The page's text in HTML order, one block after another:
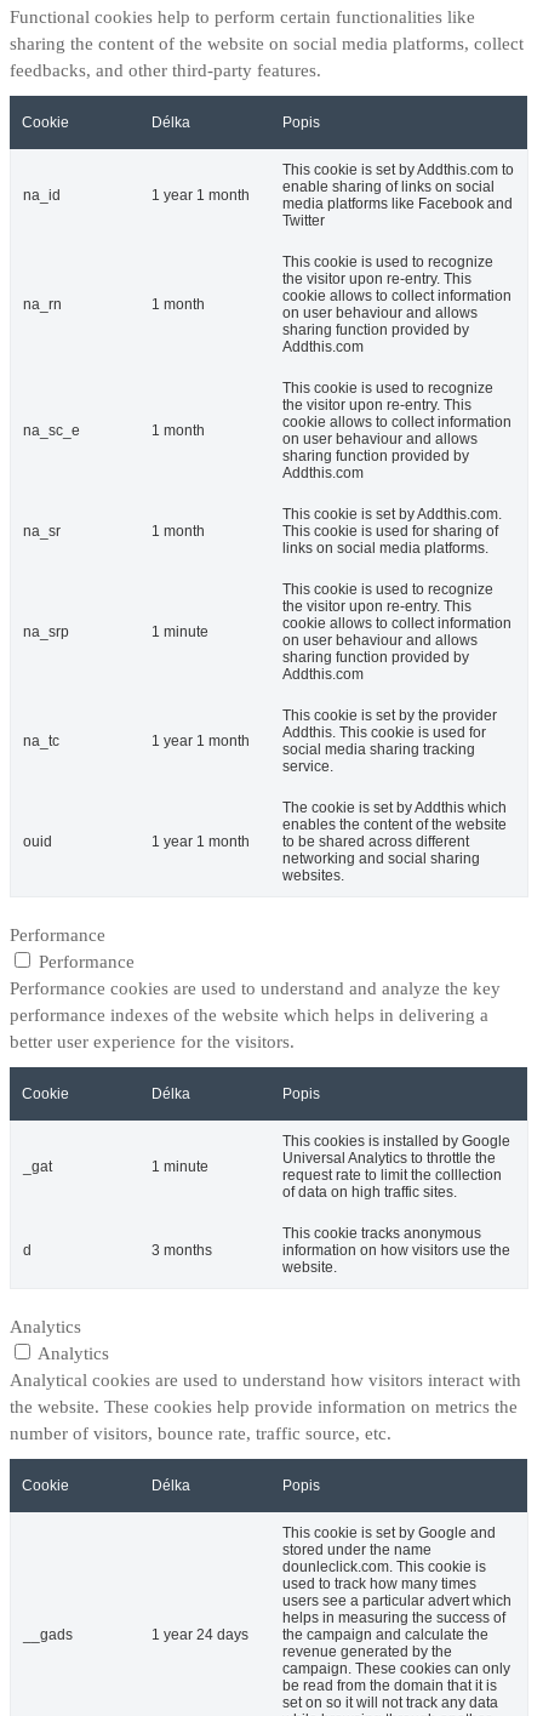
Functional cookies help to perform certain functionalities like
sharing the content of the website on social media platforms, collect
feedbacks, and other third-party features.
Cookie Délka Popis
na_id 1 year 1 month
This cookie is set by Addthis.com to
enable sharing of links on social
media platforms like Facebook and
Twitter
na_rn 1 month
This cookie is used to recognize
the visitor upon re-entry. This
cookie allows to collect information
on user behaviour and allows
sharing function provided by
Addthis.com
na_sc_e 1 month
This cookie is used to recognize
the visitor upon re-entry. This
cookie allows to collect information
on user behaviour and allows
sharing function provided by
Addthis.com
na_sr 1 month
This cookie is set by Addthis.com.
This cookie is used for sharing of
links on social media platforms.
na_srp 1 minute
This cookie is used to recognize
the visitor upon re-entry. This
cookie allows to collect information
on user behaviour and allows
sharing function provided by
Addthis.com
na_tc 1 year 1 month
This cookie is set by the provider
Addthis. This cookie is used for
social media sharing tracking
service.
ouid 1 year 1 month
The cookie is set by Addthis which
enables the content of the website
to be shared across different
networking and social sharing
websites.
Performance
Performance
Performance cookies are used to understand and analyze the key
performance indexes of the website which helps in delivering a
better user experience for the visitors.
Cookie Délka Popis
_gat 1 minute
This cookies is installed by Google
Universal Analytics to throttle the
request rate to limit the colllection
of data on high traffic sites.
d 3 months
This cookie tracks anonymous
information on how visitors use the
website.
Analytics
Analytics
Analytical cookies are used to understand how visitors interact with
the website. These cookies help provide information on metrics the
number of visitors, bounce rate, traffic source, etc.
Cookie Délka Popis
__gads 1 year 24 days
This cookie is set by Google and
stored under the name
dounleclick.com. This cookie is
used to track how many times
users see a particular advert which
helps in measuring the success of
the campaign and calculate the
revenue generated by the
campaign. These cookies can only
be read from the domain that it is
set on so it will not track any data